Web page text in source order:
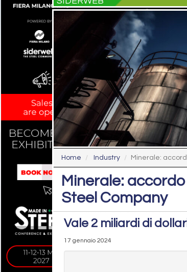
Home Industry Minerale:
Minerale:
Steel Company
Vale 2 miliardi di
17 gennaio 2024